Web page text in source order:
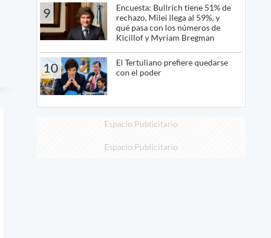
9
Encuesta: Bullrich tiene 51% de
rechazo, Milei llega al 59%, y
qué pasa con los números de
Kicillof y Myriam Bregman
10
El Tertuliano prefiere quedarse
con el poder
Espacio Publicitario
Espacio Publicitario